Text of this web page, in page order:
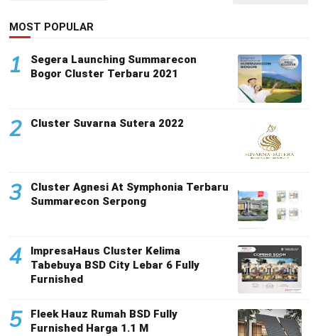
MOST POPULAR
1
Segera Launching Summarecon
Bogor Cluster Terbaru 2021
2 Cluster Suvarna Sutera 2022
3
Cluster Agnesi At Symphonia Terbaru
Summarecon Serpong
4
ImpresaHaus Cluster Kelima
Tabebuya BSD City Lebar 6 Fully
Furnished
5
Fleek Hauz Rumah BSD Fully
Furnished Harga 1.1 M